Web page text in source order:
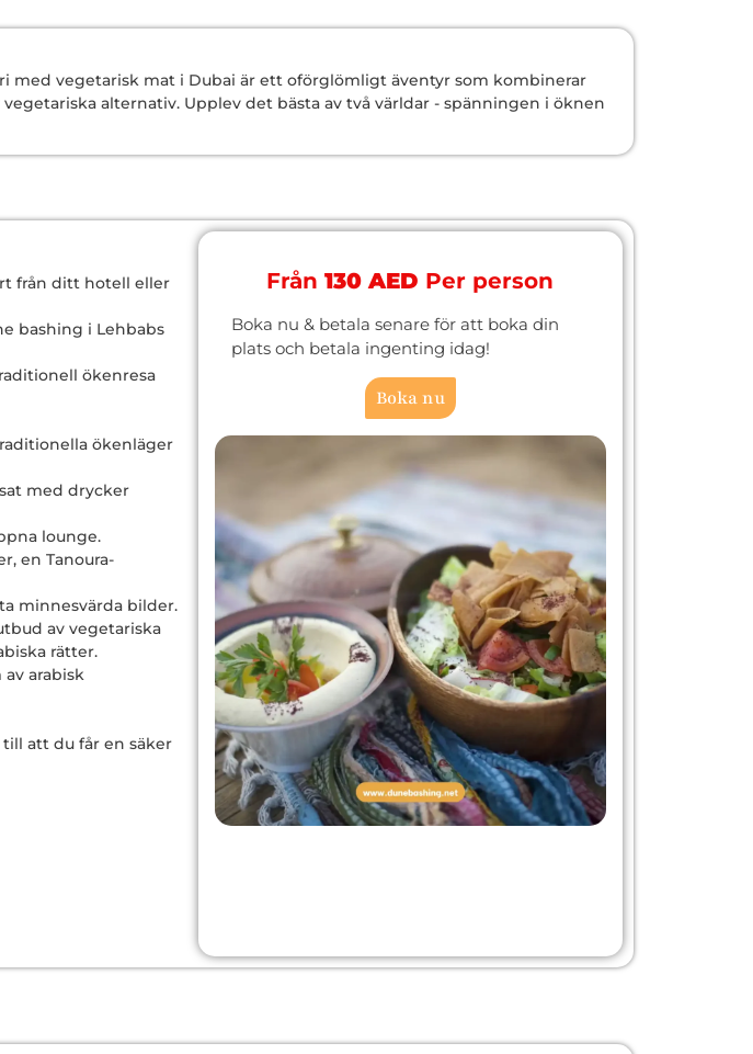
med vegetarisk mat i Dubai är ett oförglömligt äventyr som kombinerar
alternativ. Upplev det bästa av två världar - spänningen i öknen
från ditt hotell eller
bashing i Lehbabs
ökenresa
ökenläger
med drycker
lounge.
en Tanoura-
minnesvärda bilder.
av vegetariska
rätter.
arabisk
att du får en säker
Från130 AED Per person
Boka nu & betala senare för att boka din
plats och betala ingenting idag!
Boka nu